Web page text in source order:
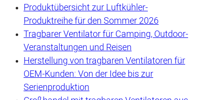
Produktübersicht zur Luftkühler-
Produktreihe für den Sommer 2026
Tragbarer Ventilator für Camping, Outdoor-
Veranstaltungen und Reisen
Herstellung von tragbaren Ventilatoren für
OEM-Kunden: Von der Idee bis zur
Serienproduktion